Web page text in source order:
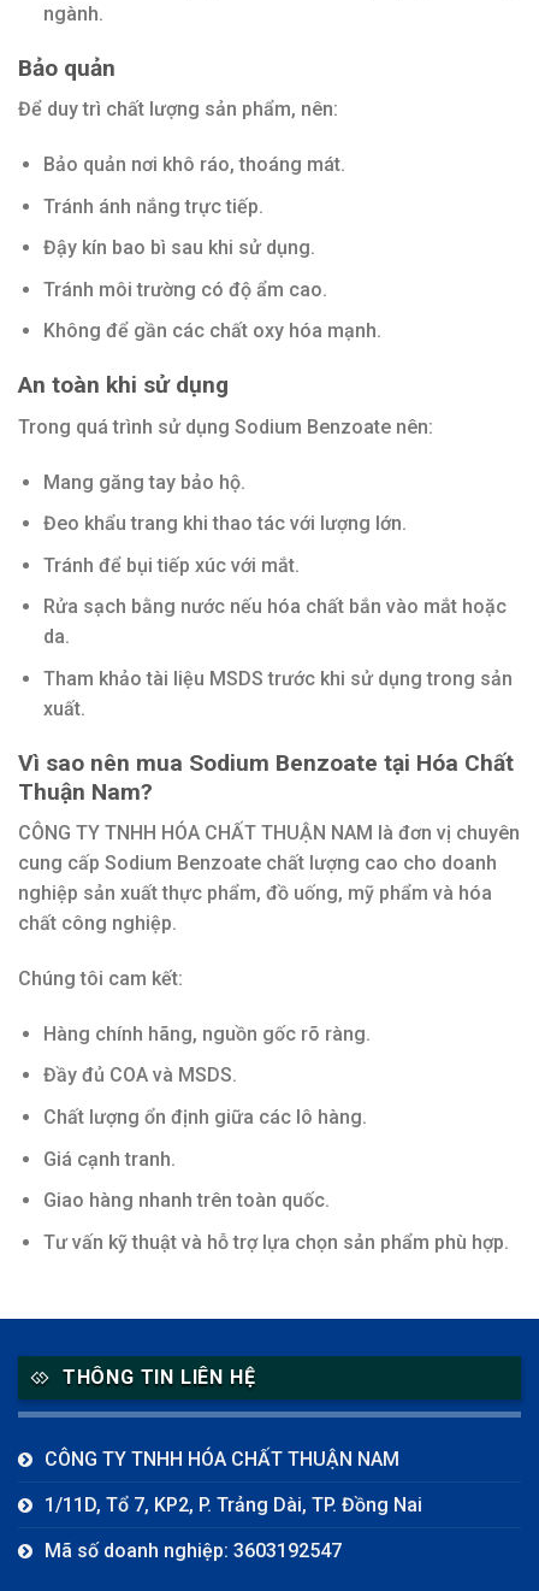
ngành.
Bảo quản
Để duy trì chất lượng sản phẩm, nên:
Bảo quản nơi khô ráo, thoáng mát.
Tránh ánh nắng trực tiếp.
Đậy kín bao bì sau khi sử dụng.
Tránh môi trường có độ ẩm cao.
Không để gần các chất oxy hóa mạnh.
An toàn khi sử dụng
Trong quá trình sử dụng Sodium Benzoate nên:
Mang găng tay bảo hộ.
Đeo khẩu trang khi thao tác với lượng lớn.
Tránh để bụi tiếp xúc với mắt.
Rửa sạch bằng nước nếu hóa chất bắn vào mắt hoặc
da.
Tham khảo tài liệu MSDS trước khi sử dụng trong sản
xuất.
Vì sao nên mua Sodium Benzoate tại Hóa Chất
Thuận Nam?
CÔNG TY TNHH HÓA CHẤT THUẬN NAM là đơn vị chuyên
cung cấp Sodium Benzoate chất lượng cao cho doanh
nghiệp sản xuất thực phẩm, đồ uống, mỹ phẩm và hóa
chất công nghiệp.
Chúng tôi cam kết:
Hàng chính hãng, nguồn gốc rõ ràng.
Đầy đủ COA và MSDS.
Chất lượng ổn định giữa các lô hàng.
Giá cạnh tranh.
Giao hàng nhanh trên toàn quốc.
Tư vấn kỹ thuật và hỗ trợ lựa chọn sản phẩm phù hợp.
THÔNG TIN LIÊN HỆ
CÔNG TY TNHH HÓA CHẤT THUẬN NAM
1/11D, Tổ 7, KP2, P. Trảng Dài, TP. Đồng Nai
Mã số doanh nghiệp: 3603192547